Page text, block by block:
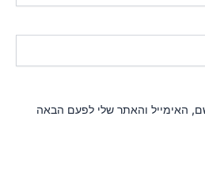
האימייל והאתר שלי לפעם הבאה